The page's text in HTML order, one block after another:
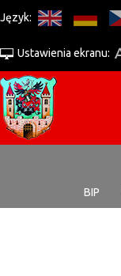
Język:
Ustawienia ekranu:
BIP